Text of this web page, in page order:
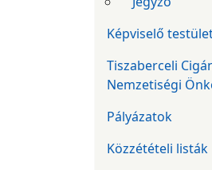
Képviselő
Tiszaberceli
Nemzetiségi
Pályázatok
Közzétételi listák